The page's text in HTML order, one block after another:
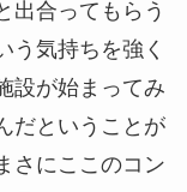
出合ってもらう
う気持ちを強く
設が始まってみ
だということが
さにここのコン